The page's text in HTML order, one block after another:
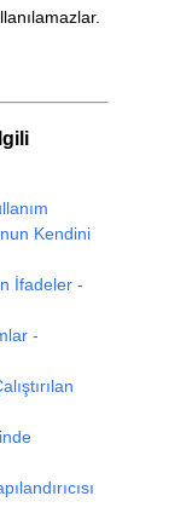
Kendini
İfadeler -
-